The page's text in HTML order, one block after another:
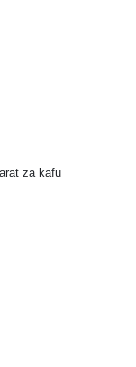
za kafu